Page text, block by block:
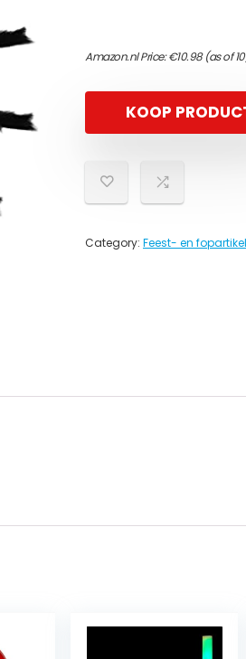
Amazon.nl Price:€10.98(as of
KOOP
Category: Feest- en